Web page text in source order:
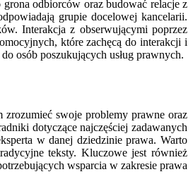
odbiorców oraz budować relacje z
grupie docelowej kancelarii.
Interakcja z obserwującymi poprzez
które zachęcą do interakcji i
osób poszukujących usług prawnych.
swoje problemy prawne oraz
dotyczące najczęściej zadawanych
w danej dziedzinie prawa. Warto
teksty. Kluczowe jest również
wsparcia w zakresie prawa